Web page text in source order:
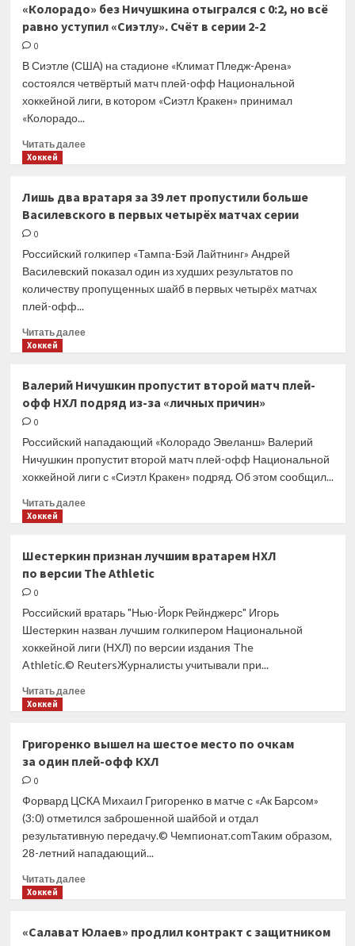
и Карпухин
договорились
контракта
до 2025
года
«Колорадо» без Ничушкина отыгрался с 0:2, но всё
равно уступил «Сиэтлу». Счёт в серии 2-2
0
В Сиэтле (США) на стадионе «Климат Пледж-Арена»
состоялся четвёртый матч плей-офф Национальной
хоккейной лиги, в котором «Сиэтл Кракен» принимал
«Колорадо...
Читать далееПрочитать
без
Ничушкина
равно
уступил
в серии
Хоккей
Лишь два вратаря за 39 лет пропустили больше
Василевского в первых четырёх матчах серии
0
Российский голкипер «Тампа-Бэй Лайтнинг» Андрей
Василевский показал один из худших результатов по
количеству пропущенных шайб в первых четырёх матчах
плей-офф...
Читать далееПрочитать
два
вратаря
больше
Василевского
в первых
Хоккей
Валерий Ничушкин пропустит второй матч плей-
офф НХЛ подряд из-за «личных причин»
0
Российский нападающий «Колорадо Эвеланш» Валерий
Ничушкин пропустит второй матч плей-офф Национальной
хоккейной лиги с «Сиэтл Кракен» подряд. Об этом сообщил...
Читать далееПрочитать
Ничушкин
пропустит
плей-
офф
НХЛ
подряд
за
Хоккей
Шестеркин признан лучшим вратарем НХЛ
по версии The Athletic
0
Российский вратарь "Нью-Йорк Рейнджерс" Игорь
Шестеркин назван лучшим голкипером Национальной
хоккейной лиги (НХЛ) по версии издания The
Athletic.© ReutersЖурналисты учитывали при...
Читать далееПрочитать
признан
лучшим
НХЛ
The
Athletic
Хоккей
Григоренко вышел на шестое место по очкам
за один плей-офф КХЛ
0
Форвард ЦСКА Михаил Григоренко в матче с «Ак Барсом»
(3:0) отметился заброшенной шайбой и отдал
результативную передачу.© Чемпионат.comТаким образом,
28-летний нападающий...
Читать далееПрочитать
вышел
Хоккей
«Салават Юлаев» продлил контракт с защитником